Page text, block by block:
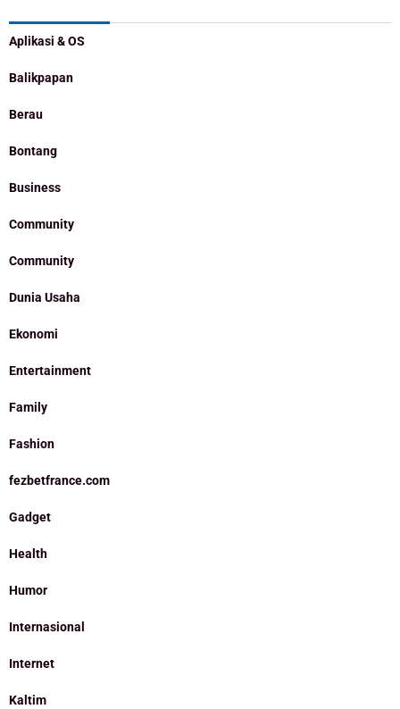
Aplikasi & OS
Balikpapan
Berau
Bontang
Business
Community
Community
Dunia Usaha
Ekonomi
Entertainment
Family
Fashion
fezbetfrance.com
Gadget
Health
Humor
Internasional
Internet
Kaltim